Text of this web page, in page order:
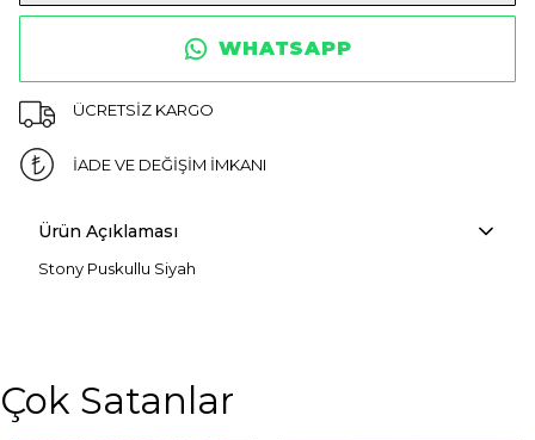
WHATSAPP
ÜCRETSİZ KARGO
İADE VE DEĞİŞİM İMKANI
Ürün Açıklaması
Stony Puskullu Siyah
Çok Satanlar